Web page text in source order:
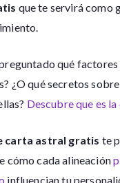
que te servirá como
qué
¿O qué secretos
Descubre que es
carta astral gratis te
cómo cada alineación
influencian tu